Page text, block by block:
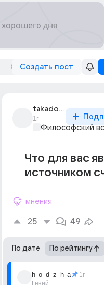
Создать пост
takadoshika_3
1г
Философский
Что для вас
источником
мнения
25 49
По дате По рейтингу
h_o_d_z_h_a
Гений
1г